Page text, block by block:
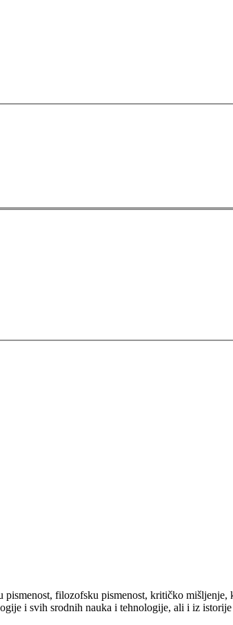
filozofsku pismenost, kritičko mišljenje,
i svih srodnih nauka i tehnologije, ali i iz